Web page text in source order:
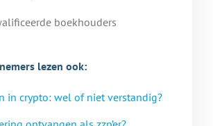
lezen ook:
in crypto: wel of niet verstandig?